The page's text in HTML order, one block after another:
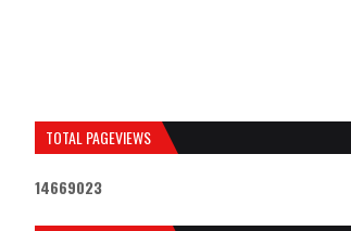
TOTAL PAGEVIEWS
14669023